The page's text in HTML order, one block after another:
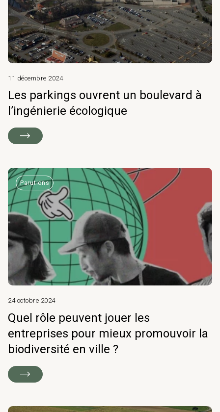
& Transition
Astrance –
Stratégies Durables
& Transition
Gondwana –
écologique
Gondwana –
Biodiversité & Génie écologique
Médico-social &
Résidences services
Ministère &
Institutions
11 décembre 2024
Les parkings ouvrent un boulevard à
l’ingénierie écologique
Parutions
24 octobre 2024
Quel rôle peuvent jouer les
entreprises pour mieux promouvoir la
biodiversité en ville ?